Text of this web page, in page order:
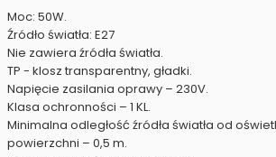
Moc: 50W.
Źródło światła: E27
Nie zawiera źródła światła.
TP - klosz transparentny, gładki.
Napięcie zasilania oprawy – 230V.
Klasa ochronności – 1 KL.
Minimalna odległość źródła światła od
powierzchni – 0,5 m.